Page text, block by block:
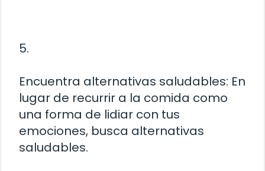
5.
Encuentra alternativas saludables: En
lugar de recurrir a la comida como
una forma de lidiar con tus
emociones, busca alternativas
saludables.